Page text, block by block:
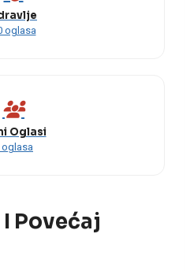
oglasa
Oglasi
oglasa
Povećaj